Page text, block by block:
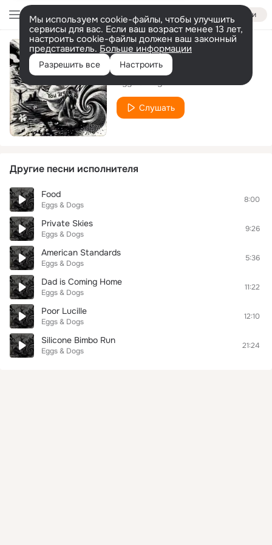
Войти
Мы используем cookie-файлы, чтобы улучшить
сервисы для вас. Если ваш возраст менее 13 лет,
настроить cookie-файлы должен ваш законный
представитель. Больше информации
Разрешить все Настроить
You Are
Слушать
Другие песни исполнителя
Food
Eggs & Dogs
8:00
Private Skies
Eggs & Dogs
9:26
American Standards
Eggs & Dogs
5:36
Dad is Coming Home
Eggs & Dogs
11:22
Poor Lucille
Eggs & Dogs
12:10
Silicone Bimbo Run
Eggs & Dogs
21:24